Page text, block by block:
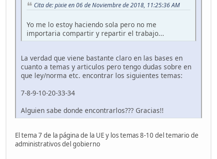
Cita de: pixie en 06 de Noviembre de 2018, 11:25:36 AM
Yo me lo estoy haciendo sola pero no me
importaria compartir y repartir el trabajo...
La verdad que viene bastante claro en las bases en
cuanto a temas y articulos pero tengo dudas sobre en
que ley/norma etc. encontrar los siguientes temas:
7-8-9-10-20-33-34
Alguien sabe donde encontrarlos??? Gracias!!
El tema 7 de la página de la UE y los temas 8-10 del temario de
administrativos del gobierno